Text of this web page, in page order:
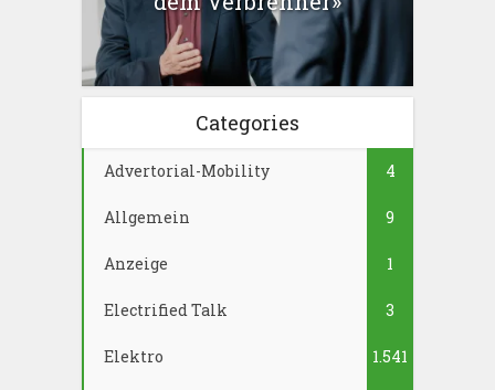
Categories
Advertorial-Mobility 4
Allgemein 9
Anzeige 1
Electrified Talk 3
Elektro 1.541